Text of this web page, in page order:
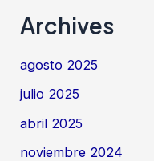
Archives
agosto 2025
julio 2025
abril 2025
noviembre 2024